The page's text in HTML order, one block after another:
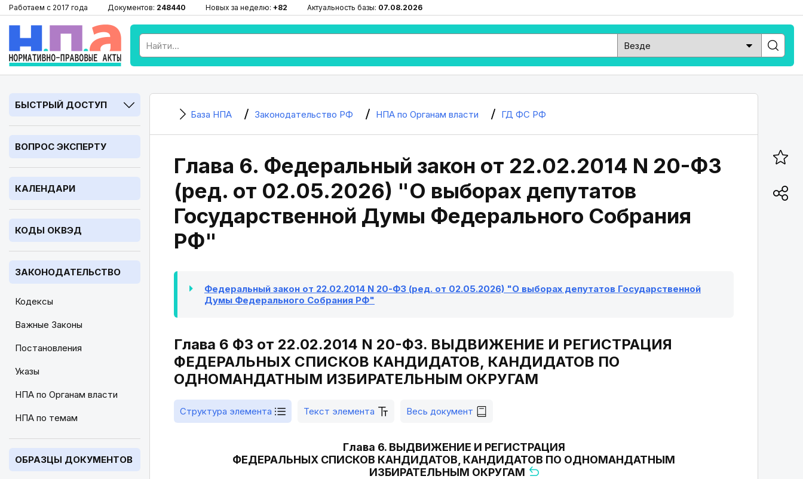
Работаем с 2017 года Документов: 248440 Новых за неделю: +82 Актуальность базы: 07.08.2026
БЫСТРЫЙ ДОСТУП
ВОПРОС ЭКСПЕРТУ
КАЛЕНДАРИ
КОДЫ ОКВЭД
ЗАКОНОДАТЕЛЬСТВО
Кодексы
Важные Законы
Постановления
Указы
НПА по Органам власти
НПА по темам
ОБРАЗЦЫ ДОКУМЕНТОВ
База НПА Законодательство РФ НПА по Органам власти ГД ФС РФ
Глава 6. Федеральный закон от 22.02.2014 N 20-ФЗ
(ред. от 02.05.2026) "О выборах депутатов
Государственной Думы Федерального Собрания
РФ"
Федеральный закон от 22.02.2014 N 20-ФЗ (ред. от 02.05.2026) "О выборах депутатов Государственной
Думы Федерального Собрания РФ"
Глава 6 ФЗ от 22.02.2014 N 20-ФЗ. ВЫДВИЖЕНИЕ И РЕГИСТРАЦИЯ
ФЕДЕРАЛЬНЫХ СПИСКОВ КАНДИДАТОВ, КАНДИДАТОВ ПО
ОДНОМАНДАТНЫМ ИЗБИРАТЕЛЬНЫМ ОКРУГАМ
Структура элемента Текст элемента Весь документ
Глава 6. ВЫДВИЖЕНИЕ И РЕГИСТРАЦИЯ
ФЕДЕРАЛЬНЫХ СПИСКОВ КАНДИДАТОВ, КАНДИДАТОВ ПО ОДНОМАНДАТНЫМ
ИЗБИРАТЕЛЬНЫМ ОКРУГАМ